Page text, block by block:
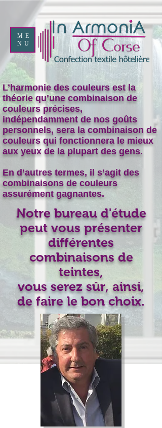
ME
NU
L’harmonie des couleurs est la
théorie qu’une combinaison de
couleurs précises,
indépendamment de nos goûts
personnels, sera la combinaison de
couleurs qui fonctionnera le mieux
aux yeux de la plupart des gens.
En d’autres termes, il s’agit des
combinaisons de couleurs
assurément gagnantes.
Notre bureau d'étude
peut vous présenter
différentes
combinaisons de
teintes,
vous serez sûr, ainsi,
de faire le bon choix.